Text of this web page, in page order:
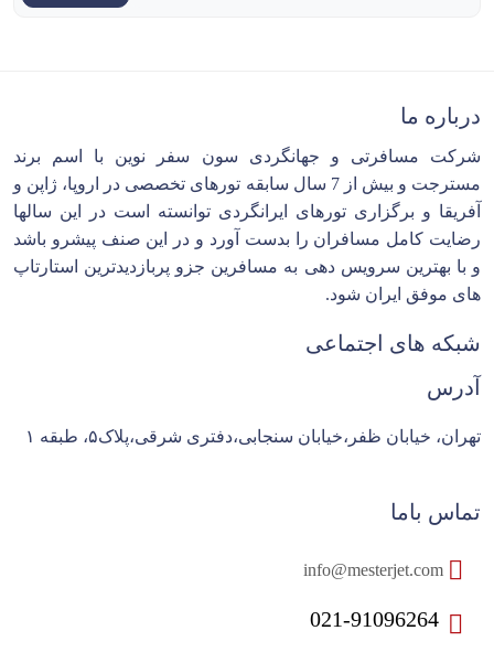
درباره ما
شرکت مسافرتی و جهانگردی سون سفر نوین با اسم برند
مسترجت و بیش از 7 سال سابقه تورهای تخصصی در اروپا، ژاپن و
آفریقا و برگزاری تورهای ایرانگردی توانسته است در این سالها
رضایت کامل مسافران را بدست آورد و در این صنف پیشرو باشد
و با بهترین سرویس دهی به مسافرین جزو پربازدیدترین استارتاپ
های موفق ایران شود.
شبکه های اجتماعی
آدرس
تهران، خیابان ظفر،خیابان سنجابی،دفتری شرقی،پلاک۵، طبقه ۱
تماس باما
021-91096264